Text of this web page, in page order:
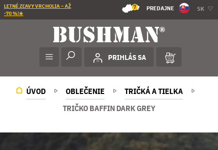
LETNÉ ZĽAVY VRCHOLIA – AŽ
-70 %!☀️
7 PREDAJNE SK
PRIHLÁS SA
ÚVOD OBLEČENIE
TRIČKÁ A TIELKA
TRIČKO BAFFIN DARK GREY